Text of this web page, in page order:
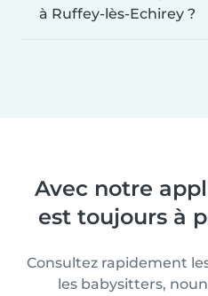
à Ruffey-lès-Echirey ?
Avec notre
est toujours à
Consultez rapidement
les babysitters,